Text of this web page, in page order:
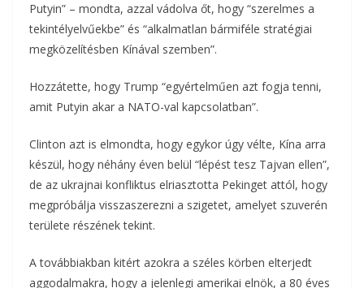
Putyin” – mondta, azzal vádolva őt, hogy “szerelmes a
tekintélyelvűekbe” és “alkalmatlan bármiféle stratégiai
megközelítésben Kínával szemben”.
Hozzátette, hogy Trump “egyértelműen azt fogja tenni,
amit Putyin akar a NATO-val kapcsolatban”.
Clinton azt is elmondta, hogy egykor úgy vélte, Kína arra
készül, hogy néhány éven belül “lépést tesz Tajvan ellen”,
de az ukrajnai konfliktus elriasztotta Pekinget attól, hogy
megpróbálja visszaszerezni a szigetet, amelyet szuverén
területe részének tekint.
A továbbiakban kitért azokra a széles körben elterjedt
aggodalmakra, hogy a jelenlegi amerikai elnök, a 80 éves